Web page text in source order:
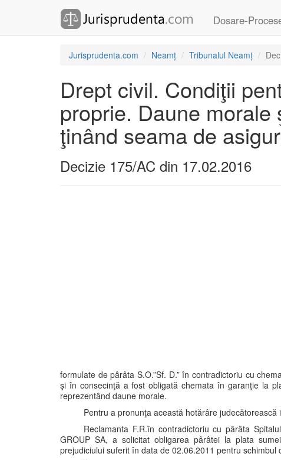
Dosare-
Jurisprudenta.com Neamț Tribunalul Neamț
Drept civil. Condiţii
proprie. Daune
ţinând seama de
Decizie 175/AC din 17.02.2016
formulate de pârâta S.O.”Sf. D.” în contradictoriu cu
şi în consecinţă a fost obligată chemata în garanţie la
reprezentând daune morale.
Pentru a pronunţa această hotărâre
Reclamanta F.R.în contradictoriu cu pârâta
GROUP SA, a solicitat obligarea pârâtei la plata
prejudiciului suferit în data de 02.06.2011 pentru schimbul